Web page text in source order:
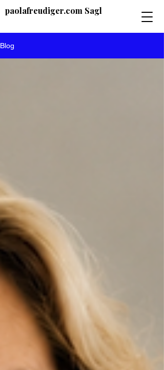
paolafreudiger.com Sagl
Blog